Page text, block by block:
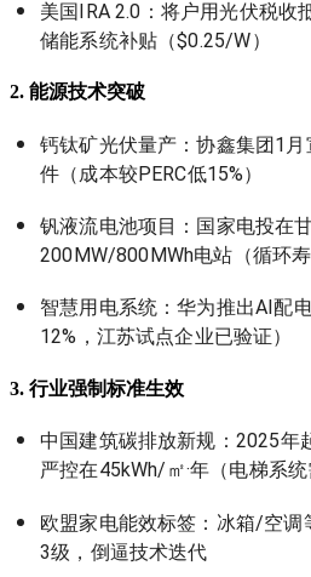
美国IRA 2.0：将户用光伏税收
储能系统补贴（$0.25/W）
2. 能源技术突破
钙钛矿光伏量产：协鑫集团1月
件（成本较PERC低15%）
钒液流电池项目：国家电投在
200MW/800MWh电站（循环寿
智慧用电系统：华为推出AI配
12%，江苏试点企业已验证）
3. 行业强制标准生效
中国建筑碳排放新规：2025年
严控在45kWh/㎡·年（电梯系
欧盟家电能效标签：冰箱/空调
3级，倒逼技术迭代